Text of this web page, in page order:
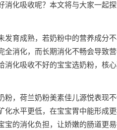
消化吸收呢？本文将与大家一起探
发育成熟，若奶粉中的营养成分
全消化，而长期消化不畅会导致
消化吸收不好的宝宝选奶粉，核
粉，荷兰奶粉美素佳儿源悦表现
化水平更低，在宝宝胃中能形成
宝的消化负担，让娇嫩的肠道更